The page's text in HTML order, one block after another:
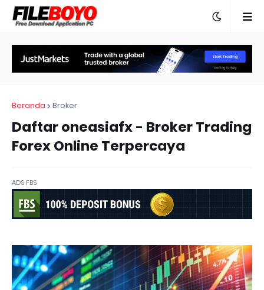
Beranda Broker
Daftar oneasiafx - Broker Trading
Forex Online Terpercaya
ADS FBS